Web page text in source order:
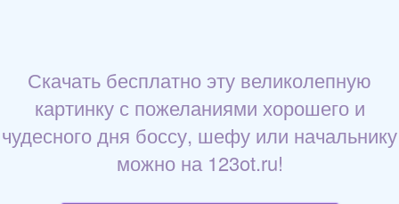
Скачать бесплатно эту великолепную
картинку с пожеланиями хорошего и
чудесного дня боссу, шефу или начальнику
можно на 123ot.ru!